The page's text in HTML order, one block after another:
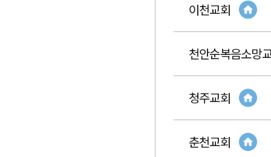
이천교회
천안순복음소망
청주교회
춘천교회